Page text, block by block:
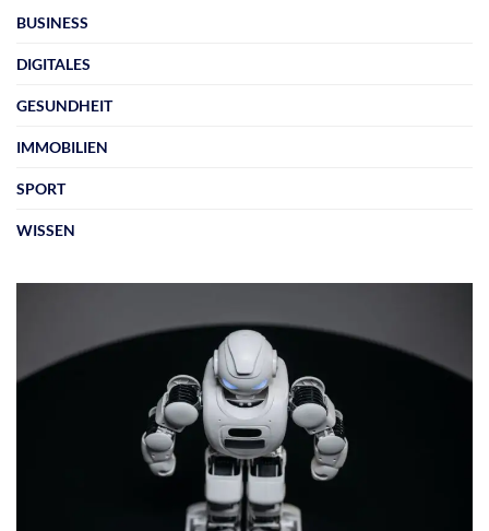
BUSINESS
DIGITALES
GESUNDHEIT
IMMOBILIEN
SPORT
WISSEN